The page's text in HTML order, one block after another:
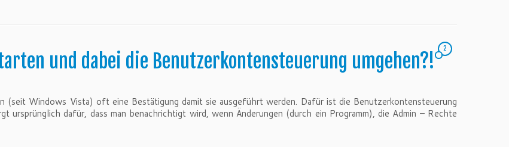
und dabei die Benutzerkontensteuerung umgehen?!
2
(seit Windows Vista) oft eine Bestätigung damit sie ausgeführt werden. Dafür ist die Benutzerkontensteuerung
dafür, dass man benachrichtigt wird, wenn Änderungen (durch ein Programm), die Admin – Rechte